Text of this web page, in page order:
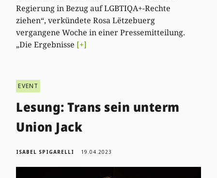
Regierung in Bezug auf LGBTIQA+-Rechte
ziehen“, verkündete Rosa Lëtzebuerg
vergangene Woche in einer Pressemitteilung.
„Die Ergebnisse [+]
EVENT
Lesung: Trans sein unterm
Union Jack
ISABEL SPIGARELLI 19.04.2023